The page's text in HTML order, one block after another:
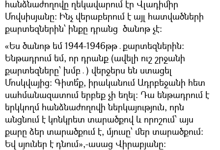
հանձնաժողովը ղեկավարում էր Վլադիմիր
Մովսիսյանը։ Ինչ վերաբերում է այլ հատվածների
քարտեզներին՝ ինքը դրանց ծանոթ չէ։
«Ես ծանոթ եմ 1944-1946թթ․քարտեզներին։
Ենթադրում եմ, որ դրանք (ավելի ուշ շրջանի
քարտեզները՝ խմբ․) վերջերս են ստացել
Մոսկվայից։ Գիտե՞ք, իրականում Ադրբեջանի հետ
սահմանազատում երբեք չի եղել։ Դա ենթադրում է
երկկողմ հանձնաժողովի ներկայություն, որն
անցնում է կոնկրետ տարածքով և որոշում՝ այս
քարը ձեր տարածքում է, մյուսը՝ մեր տարածքում։
Եվ սյուներ է դնում»,-ասաց Վիրաբյանը։